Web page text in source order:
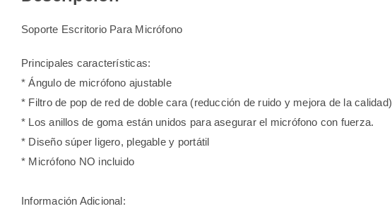
Soporte Escritorio Para Micrófono
Principales características:
* Ángulo de micrófono ajustable
* Filtro de pop de red de doble cara (reducción de ruido y mejora de la calidad)
* Los anillos de goma están unidos para asegurar el micrófono con fuerza.
* Diseño súper ligero, plegable y portátil
* Micrófono NO incluido
Información Adicional: